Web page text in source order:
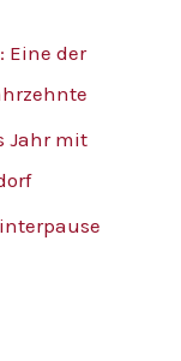
Eine der
Jahr mit